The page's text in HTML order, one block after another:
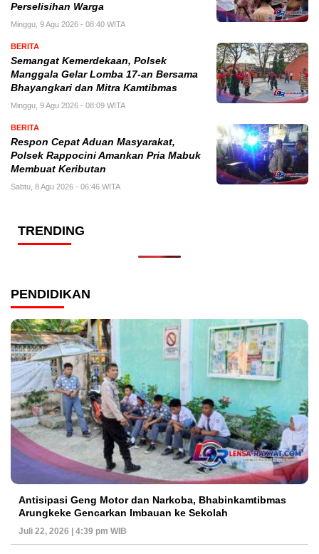
Perselisihan Warga
Minggu, 9 Agu 2026 - 08:40 WITA
BERITA
Semangat Kemerdekaan, Polsek
Manggala Gelar Lomba 17-an Bersama
Bhayangkari dan Mitra Kamtibmas
Minggu, 9 Agu 2026 - 08:09 WITA
BERITA
Respon Cepat Aduan Masyarakat,
Polsek Rappocini Amankan Pria Mabuk
Membuat Keributan
Sabtu, 8 Agu 2026 - 06:46 WITA
TRENDING
PENDIDIKAN
Antisipasi Geng Motor dan Narkoba, Bhabinkamtibmas
Arungkeke Gencarkan Imbauan ke Sekolah
Juli 22, 2026 | 4:39 pm WIB